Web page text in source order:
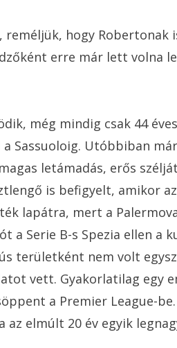
hogy Robertonak
erre már lett volna
még mindig csak 44
Sassuoloig. Utóbbiban
letámadás, erős
is befigyelt, amikor
lapátra, mert a
a Serie B-s Spezia ellen a
területként nem volt
vett. Gyakorlatilag egy
a Premier League-
elmúlt 20 év egyik